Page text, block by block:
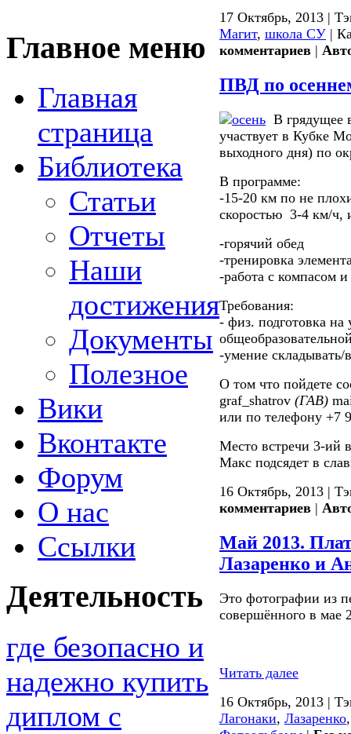
Главное меню
Главная
страница
Библиотека
Статьи
Отчеты
Наши
достижения
Документы
Полезное
Вики
Вконтакте
Форум
О нас
Ссылки
Деятельность
где безопасно и
надежно купить
диплом с
17 Октябрь, 2013 |
Магит, школа СУ |
комментариев |
ПВД по
В грядущее
участвует в Кубке
выходного дня) по
В программе:
-15-20 км по не
скоростью 3-4 км/ч,
-горячий обед
-тренировка
-работа с компасом и
Требования:
- физ. подготовка на
-умение складывать/
О том что пойдете
graf_shatrov (ГАВ)
или по телефону +7
Место встречи 3-ий
Макс подсядет в
16 Октябрь, 2013 |
комментариев |
Май 2013.
Лазаренко и
Это фотографии из
совершённого в мае
Читать далее
16 Октябрь, 2013 |
Лагонаки, Лазаренко